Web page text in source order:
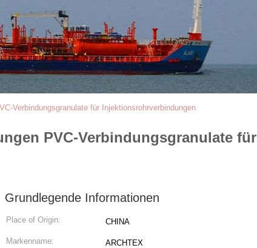
Verbindungsgranulate für Injektionsrohrverbindungen
PVC-Verbindungsgranulate für
Grundlegende Informationen
Place of Origin: CHINA
Markenname: ARCHTEX